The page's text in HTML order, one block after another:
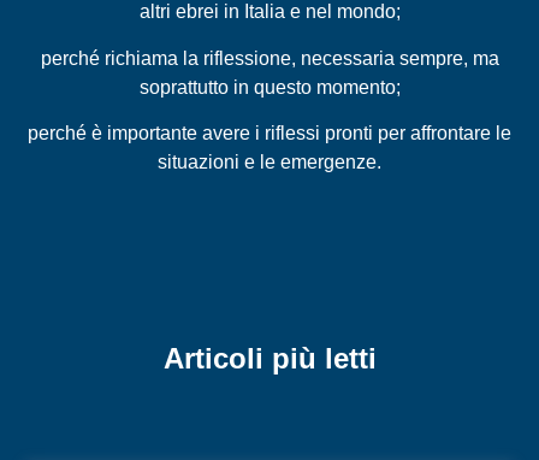
altri ebrei in Italia e nel mondo;
perché richiama la riflessione, necessaria sempre, ma
soprattutto in questo momento;
perché è importante avere i riflessi pronti per affrontare le
situazioni e le emergenze.
Articoli più letti